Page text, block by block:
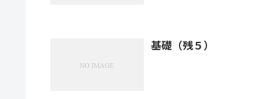
基礎（残５）